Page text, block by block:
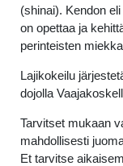
(shinai). Kendon
on opettaa ja
perinteisten
Lajikokeilu
dojolla
Tarvitset mukaan
mahdollisesti
Et tarvitse